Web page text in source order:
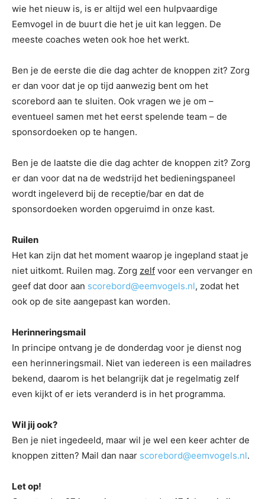
wie het nieuw is, is er altijd wel een hulpvaardige
Eemvogel in de buurt die het je uit kan leggen. De
meeste coaches weten ook hoe het werkt.
Ben je de eerste die die dag achter de knoppen zit? Zorg
er dan voor dat je op tijd aanwezig bent om het
scorebord aan te sluiten. Ook vragen we je om –
eventueel samen met het eerst spelende team – de
sponsordoeken op te hangen.
Ben je de laatste die die dag achter de knoppen zit? Zorg
er dan voor dat na de wedstrijd het bedieningspaneel
wordt ingeleverd bij de receptie/bar en dat de
sponsordoeken worden opgeruimd in onze kast.
Ruilen
Het kan zijn dat het moment waarop je ingepland staat je
niet uitkomt. Ruilen mag. Zorg zelf voor een vervanger en
geef dat door aan scorebord@eemvogels.nl, zodat het
ook op de site aangepast kan worden.
Herinneringsmail
In principe ontvang je de donderdag voor je dienst nog
een herinneringsmail. Niet van iedereen is een mailadres
bekend, daarom is het belangrijk dat je regelmatig zelf
even kijkt of er iets veranderd is in het programma.
Wil jij ook?
Ben je niet ingedeeld, maar wil je wel een keer achter de
knoppen zitten? Mail dan naar scorebord@eemvogels.nl.
Let op!